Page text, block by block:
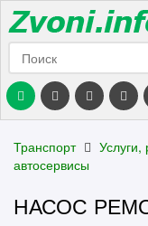
Транспорт
автосервисы
НАСОС